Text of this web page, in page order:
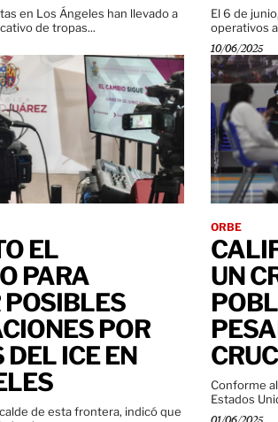
en Los Ángeles han llevado a
de tropas...
El 6 de
operativos
10/06/2025
EL
PARA
POR
ICE EN
de esta frontera, indicó que
ORBE
UN
Conforme
Estados